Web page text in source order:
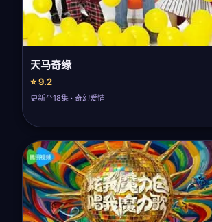
天马奇缘
⭐ 9.2
更新至18集 · 奇幻爱情